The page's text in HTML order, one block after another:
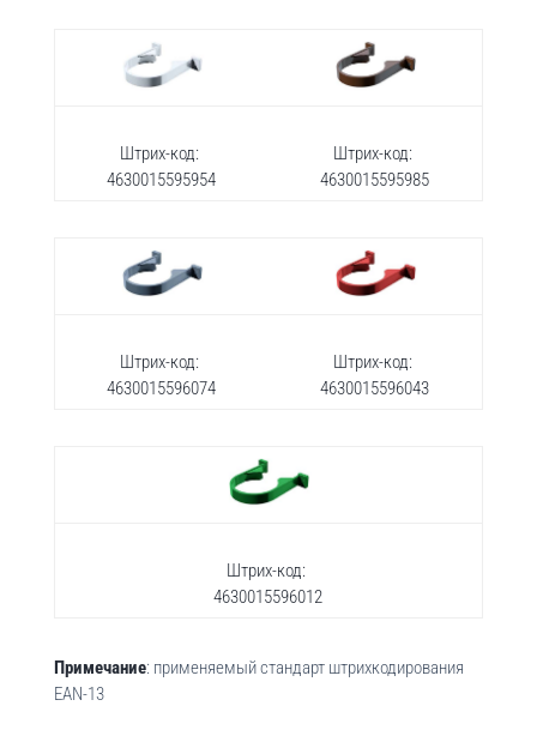
Штрих-код:
4630015595954
Штрих-код:
4630015595985
Штрих-код:
4630015596074
Штрих-код:
4630015596043
Штрих-код:
4630015596012
Примечание: применяемый стандарт штрихкодирования
EAN-13